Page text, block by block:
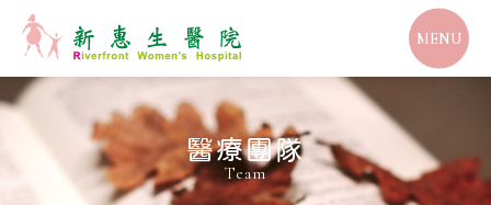
醫療團隊
Team
MENU